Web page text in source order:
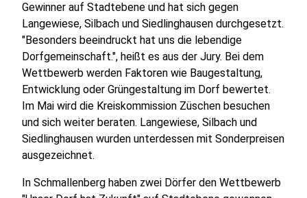
Gewinner auf Stadtebene und hat sich gegen
Langewiese, Silbach und Siedlinghausen durchgesetzt.
"Besonders beeindruckt hat uns die lebendige
Dorfgemeinschaft.", heißt es aus der Jury. Bei dem
Wettbewerb werden Faktoren wie Baugestaltung,
Entwicklung oder Grüngestaltung im Dorf bewertet.
Im Mai wird die Kreiskommission Züschen besuchen
und sich weiter beraten. Langewiese, Silbach und
Siedlinghausen wurden unterdessen mit Sonderpreisen
ausgezeichnet.
In Schmallenberg haben zwei Dörfer den Wettbewerb